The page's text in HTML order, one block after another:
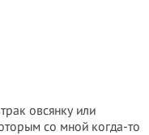
овсянку или
со мной когда-то